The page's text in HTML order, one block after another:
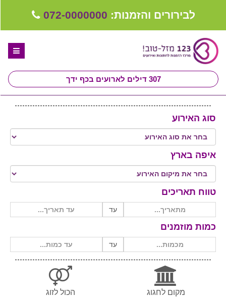
לבירורים והזמנות: 072-0000000
307 דילים לארועים בכף ידך
ספקים לחתונה מומלצים
קבלו ייעוץ בחינם
שירות אישי בקליק
סוג האירוע
איפה בארץ
טווח תאריכים
עד
כמות מוזמנים
עד
מקום לחגוג הכול לזוג